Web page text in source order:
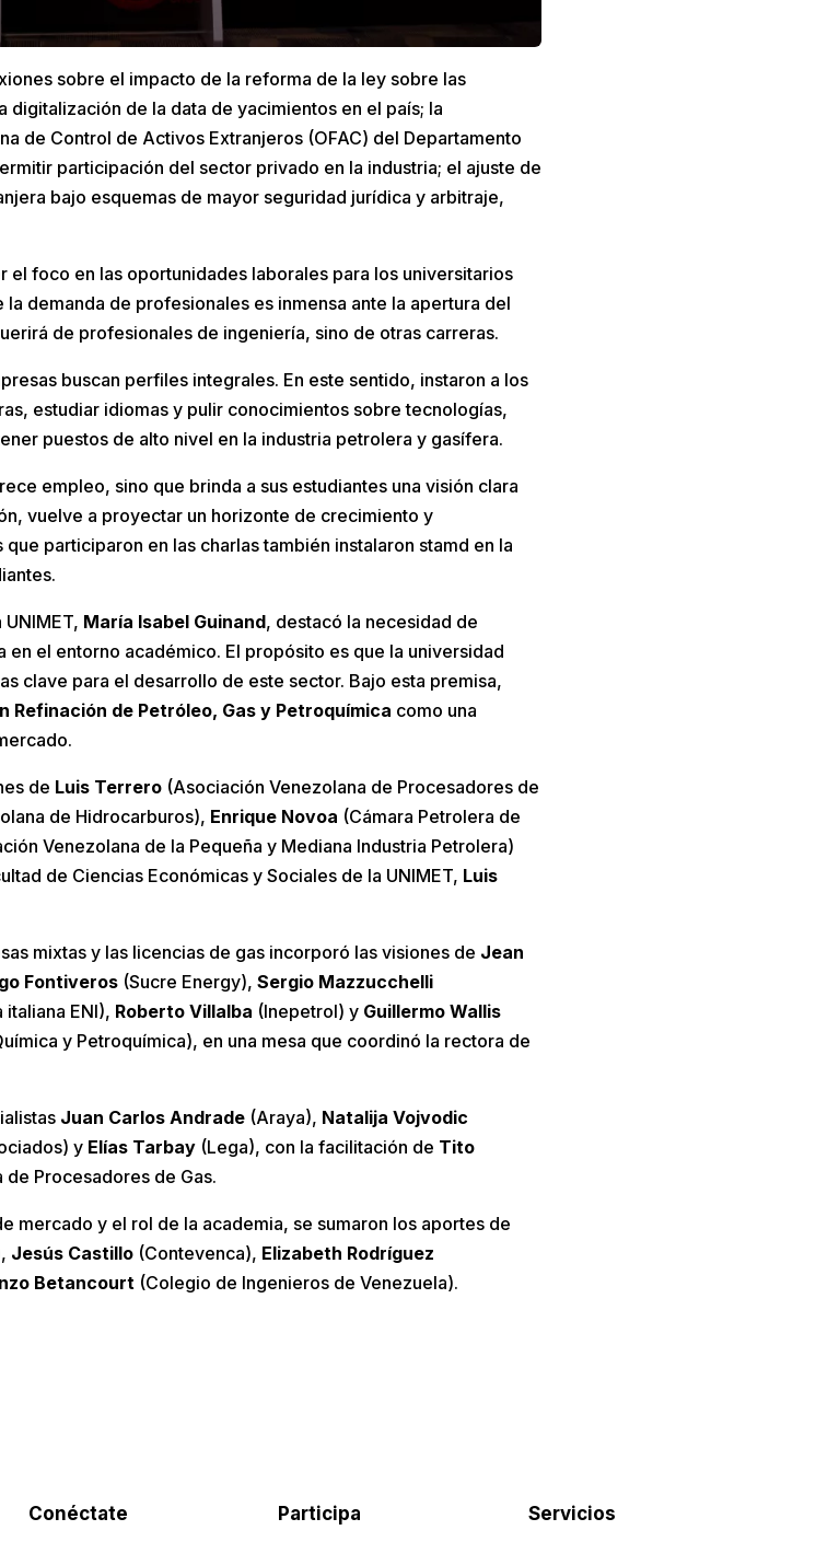
sobre el impacto de la reforma de la ley sobre las
digitalización de la data de yacimientos en el país; la
de Control de Activos Extranjeros (OFAC) del Departamento
participación del sector privado en la industria; el ajuste de
bajo esquemas de mayor seguridad jurídica y arbitraje,
el foco en las oportunidades laborales para los universitarios
demanda de profesionales es inmensa ante la apertura del
de profesionales de ingeniería, sino de otras carreras.
buscan perfiles integrales. En este sentido, instaron a los
estudiar idiomas y pulir conocimientos sobre tecnologías,
puestos de alto nivel en la industria petrolera y gasífera.
empleo, sino que brinda a sus estudiantes una visión clara
vuelve a proyectar un horizonte de crecimiento y
participaron en las charlas también instalaron stamd en la
María Isabel Guinand, destacó la necesidad de
el entorno académico. El propósito es que la universidad
clave para el desarrollo de este sector. Bajo esta premisa,
Refinación de Petróleo, Gas y Petroquímica como una
de Luis Terrero (Asociación Venezolana de Procesadores de
de Hidrocarburos), Enrique Novoa (Cámara Petrolera de
Venezolana de la Pequeña y Mediana Industria Petrolera)
de Ciencias Económicas y Sociales de la UNIMET, Luis
mixtas y las licencias de gas incorporó las visiones de Jean
Fontiveros (Sucre Energy), Sergio Mazzucchelli
ENI), Roberto Villalba (Inepetrol) y Guillermo Wallis
y Petroquímica), en una mesa que coordinó la rectora de
Juan Carlos Andrade (Araya), Natalija Vojvodic
y Elías Tarbay (Lega), con la facilitación de Tito
Procesadores de Gas.
mercado y el rol de la academia, se sumaron los aportes de
Jesús Castillo (Contevenca), Elizabeth Rodríguez
Betancourt (Colegio de Ingenieros de Venezuela).
Conéctate Participa Servicios